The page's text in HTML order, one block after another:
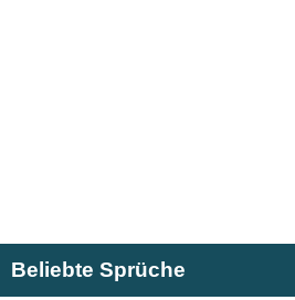
Beliebte Sprüche